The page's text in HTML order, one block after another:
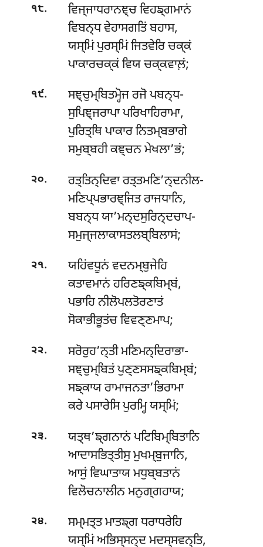
੧੮.
ਵਿਜ੍ਜਾਧਰਾਨਞ੍ਚ ਵਿਹਙ੍ਗਮਾਨਂ
ਵਿਬਨ੍ਧ ਵੇਹਾਸਗਤਿਂ ਬਹਾਸ,
ਯਸ੍ਮਿਂ ਪੁਰਸ੍ਮਿਂ ਜਿਤਵੇਰਿ ਚਕ੍ਕਂ
ਪਾਕਾਰਚਕ੍ਕਂ ਵਿਯ ਚਕ੍ਕਵਾਲ਼ਂ;
੧੯.
ਸਞ੍ਚੁਮ੍ਬਿਤਮ੍ਹੋਜ ਰਜੋ ਪਬਨ੍ਧ-
ਸੁਪਿਞ੍ਜਰਾਪਾ ਪਰਿਖਾਹਿਰਾਮਾ,
ਪੁਰਿਤ੍ਥਿ ਪਾਕਾਰ ਨਿਤਮ੍ਬਭਾਗੇ
ਸਮੁਬ੍ਬਹੀ ਕਞ੍ਚਨ ਮੇਖਲਾ’ਭਂ;
੨੦.
ਰਤ੍ਤਿਨ੍ਦਿਵਾ ਰਤ੍ਤਮਣਿ’ਨ੍ਦਨੀਲ-
ਮਣਿਪ੍ਪਭਾਰਞ੍ਜਿਤ ਰਾਜਧਾਨਿ,
ਬਬਨ੍ਧ ਯਾ’ਮਨ੍ਦਸੁਰਿਨ੍ਦਚਾਪ-
ਸਮੁਜ੍ਜਲਾਕਾਸਤਲਬ੍ਬਿਲਾਸਂ;
੨੧.
ਯਹਿਂਵਧੂਨਂ ਵਦਨਮ੍ਬੁਜੇਹਿ
ਕਤਾਵਮਾਨਂ ਹਰਿਣਙ੍ਕਬਿਮ੍ਬਂ,
ਪਭਾਹਿ ਨੀਲੋਪਲਤੋਰਣਾਤਂ
ਸੋਕਾਭੀਭੂਤਂਚ ਵਿਵਣ੍ਣਮਾਪ;
੨੨.
ਸਰੋਰੁਹ’ਨ੍ਤੀ ਮਣਿਮਨ੍ਦਿਰਾਭਾ-
ਸਞ੍ਚੁਮ੍ਬਿਤਂ ਪੁਣ੍ਣਸਸਙ੍ਕਬਿਮ੍ਬਂ;
ਸਙ੍ਕਾਯ ਰਾਮਾਜਨਤਾ’ਭਿਰਾਮਾ
ਕਰੇ ਪਸਾਰੇਸਿ ਪੁਰਮ੍ਹਿ ਯਸ੍ਮਿਂ;
੨੩.
ਯਤ੍ਥ’ਙ੍ਗਨਾਨਂ ਪਟਿਬਿਮ੍ਬਿਤਾਨਿ
ਆਦਾਸਭਿਤ੍ਤੀਸੁ ਮੁਖਮ੍ਬੁਜਾਨਿ,
ਆਸੁਂ ਵਿਘਾਤਾਯ ਮਧੁਬ੍ਬਤਾਨਂ
ਵਿਲੋਚਨਾਲੀਨ ਮਨੁਗ੍ਗਹਾਯ;
੨੪.
ਸਮ੍ਮਤ੍ਤ ਮਾਤਙ੍ਗ ਧਰਾਧਰੇਹਿ
ਯਸ੍ਮਿਂ ਅਭਿਸ੍ਸਨ੍ਦ ਮਦਸ੍ਸਵਨ੍ਤਿ,